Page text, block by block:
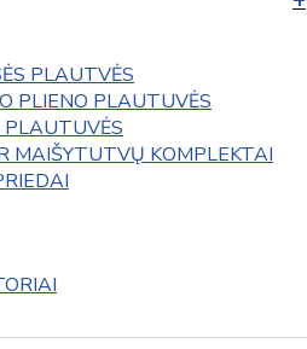
PLAUTVĖS
PLIENO PLAUTUVĖS
PLAUTUVĖS
MAIŠYTUTVŲ KOMPLEKTAI